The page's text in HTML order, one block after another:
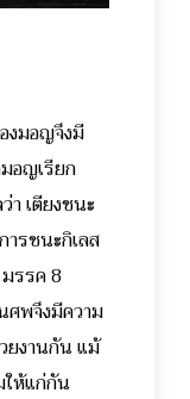
งมอญจึงมี
อญเรียก
า เตียงชนะ
ารชนะกิเลส
รรค 8
ศพจึงมีความ
ยงานกัน แม้
ให้แก่กัน